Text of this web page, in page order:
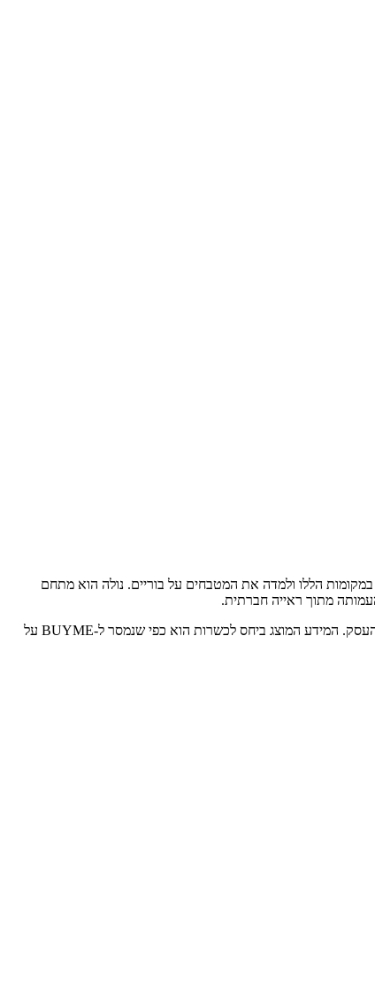
הללו ולמדה את המטבחים על בוריים. נולה הוא מתחם
מתוך ראייה חברתית.
למימוש יש להציג את קוד ה-Gift Card באמצעות SMS/מייל/דף מודפס. לפרטים נוספים: 074-7702750. יש לבדוק את דרגת הכשרות ואת תוקפה מול בית העסק. המידע המוצג ביחס לכשרות הוא כפי שנמסר ל-BUYME על